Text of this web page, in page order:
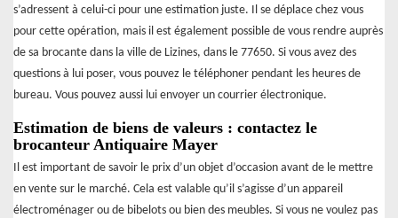
s’adressent à celui-ci pour une estimation juste. Il se déplace chez vous
pour cette opération, mais il est également possible de vous rendre auprès
de sa brocante dans la ville de Lizines, dans le 77650. Si vous avez des
questions à lui poser, vous pouvez le téléphoner pendant les heures de
bureau. Vous pouvez aussi lui envoyer un courrier électronique.
Estimation de biens de valeurs : contactez le
brocanteur Antiquaire Mayer
Il est important de savoir le prix d’un objet d’occasion avant de le mettre
en vente sur le marché. Cela est valable qu’il s’agisse d’un appareil
électroménager ou de bibelots ou bien des meubles. Si vous ne voulez pas